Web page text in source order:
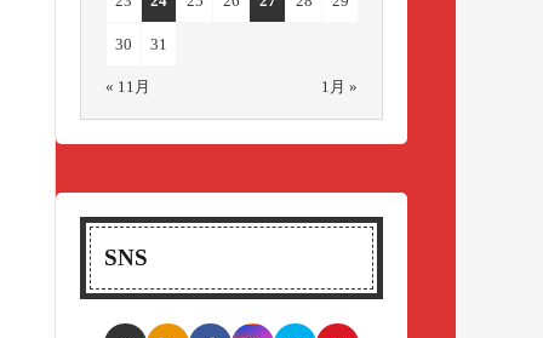
30 31
« 11月 1月 »
SNS